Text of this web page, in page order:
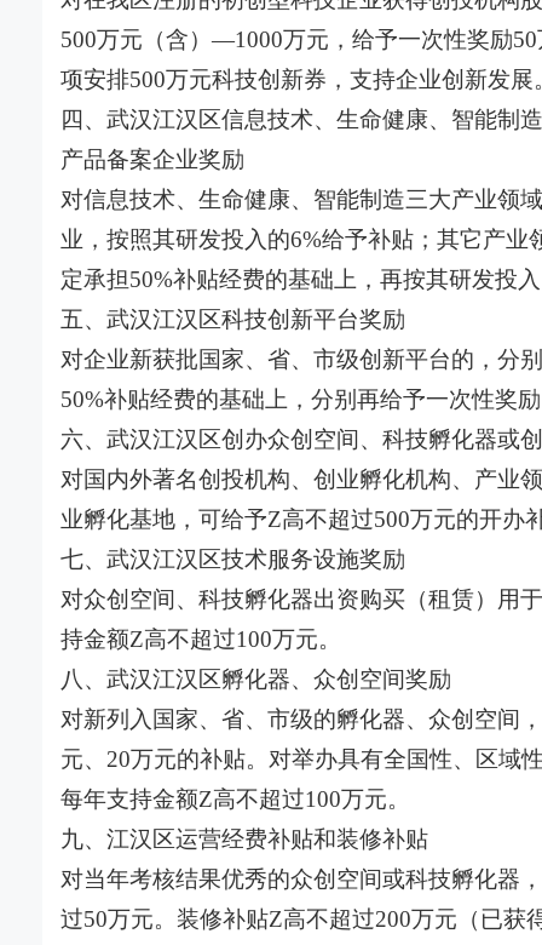
500万元（含）—1000万元，给予一次性奖励
项安排500万元科技创新券，支持企业创新发展
四、武汉江汉区信息技术、生命健康、智能制
产品备案企业奖励
对信息技术、生命健康、智能制造三大产业领
业，按照其研发投入的6%给予补贴；其它产
定承担50%补贴经费的基础上，再按其研发投
五、武汉江汉区科技创新平台奖励
对企业新获批国家、省、市级创新平台的，分
50%补贴经费的基础上，分别再给予一次性奖
六、武汉江汉区创办众创空间、科技孵化器或
对国内外著名创投机构、创业孵化机构、产业
业孵化基地，可给予Z高不超过500万元的开办
七、武汉江汉区技术服务设施奖励
对众创空间、科技孵化器出资购买（租赁）用
持金额Z高不超过100万元。
八、武汉江汉区孵化器、众创空间奖励
对新列入国家、省、市级的孵化器、众创空间
元、20万元的补贴。对举办具有全国性、区域
每年支持金额Z高不超过100万元。
九、江汉区运营经费补贴和装修补贴
对当年考核结果优秀的众创空间或科技孵化器
过50万元。装修补贴Z高不超过200万元（已获